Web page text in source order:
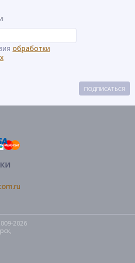
обработки
ПОДПИСАТЬСЯ
2026